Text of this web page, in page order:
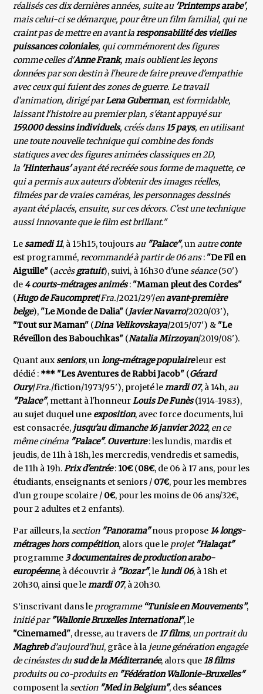
réalisés ces dix dernières années, suite au'Printemps arabe',
mais celui-ci se démarque, pour être un film familial, qui ne
craint pas de mettre en avant laresponsabilité des vieilles
puissances coloniales, qui commémorent des figures
comme celles d'Anne Frank, mais oublient les leçons
données par son destin à l'heure de faire preuve d'empathie
avec ceux qui fuient des zones de guerre. Le travail
d’animation, dirigé parLena Guberman, est formidable,
laissant l'histoire au premier plan, s'étant appuyé sur
159.000 dessins individuels, créés dans15 pays, en utilisant
une toute nouvelle technique qui combine des fonds
statiques avec des figures animées classiques en 2D,
la 'Hinterhaus'ayant été recréée sous forme de maquette, ce
qui a permis aux auteurs d'obtenir des images réelles,
filmées par de vraies caméras, les personnages dessinés
ayant été placés, ensuite, sur ces décors. C'est une technique
aussi innovante que le film est brillant."
Lesamedi 11, à 15h15, toujoursau "Palace", unautreconte
est programmé,recommandé à partir de 06 ans: "De Fil en
Aiguille" (accèsgratuit), suivi, à 16h30 d'uneséance(50')
de 4 courts-métrages animés: "Maman pleut des Cordes"
(Hugo de Faucompret/Fra./2021/29'/enavant-première
belge), "Le Monde de Dalia" (JavierNavarro/2020/03'),
"Tout sur Maman" (Dina Velikovskaya/2015/07') & "Le
Réveillon des Babouchkas" (NataliaMirzoyan/2019/08').
Quant auxseniors, unlong-métrage populaireleur est
dédié : *** "Les Aventures de Rabbi Jacob" (Gérard
Oury/Fra./fiction/1973/95'), projeté lemardi 07, à 14h,au
"Palace", mettant à l'honneurLouis De Funès(1914-1983),
au sujet duquel une exposition, avec force documents, lui
est consacrée, jusqu'au dimanche 16 janvier 2022, en ce
même cinéma "Palace". Ouverture: les lundis, mardis et
jeudis, de 11h à 18h, les mercredis, vendredis et samedis,
de 11h à 19h.Prix d'entrée:10€ (08€, de 06 à 17 ans, pour les
étudiants, enseignants et seniors / 07€, pour les membres
d'un groupe scolaire / 0€, pour les moins de 06 ans/32€,
pour 2 adultes et 2 enfants).
Par ailleurs, lasection "Panorama"nous propose 14 longs-
métrages hors compétition, alors que le projet "Halaqat"
programme3 documentaires de production arabo-
européenne, à découvrirà "Bozar", lelundi 06, à 18h et
20h30, ainsi que lemardi 07, à 20h30.
S’inscrivant dans le programme “Tunisie en Mouvements”,
initié par "Wallonie Bruxelles International", le
"Cinemamed", dresse, au travers de 17 films, un portrait du
Maghrebd’aujourd’hui, grâce à la jeune génération engagée
de cinéastes dusud de la Méditerranée, alors que 18 films
produits ou co-produits en "Fédération Wallonie-Bruxelles"
composent lasection"Med in Belgium", des séances